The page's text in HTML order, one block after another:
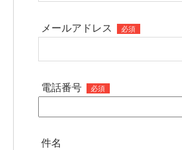
メールアドレス 必須
電話番号 必須
件名